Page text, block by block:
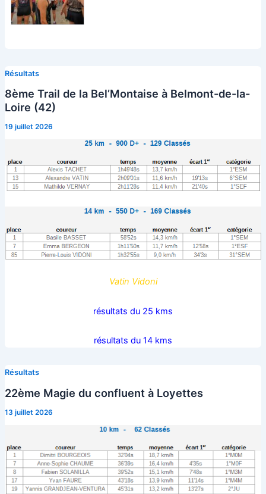
Résultats
8ème Trail de la Bel’Montaise à Belmont-de-la-
Loire (42)
19 juillet 2026
Vatin Vidoni
résultats du 25 kms
résultats du 14 kms
Résultats
22ème Magie du confluent à Loyettes
13 juillet 2026